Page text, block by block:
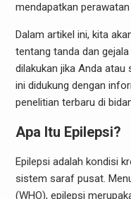
mendapatkan
Dalam artikel ini, kita
tentang tanda dan
dilakukan jika Anda atau
ini didukung dengan
penelitian terbaru di
Apa Itu Epilepsi?
Epilepsi adalah kondisi
sistem saraf pusat.
(WHO), epilepsi